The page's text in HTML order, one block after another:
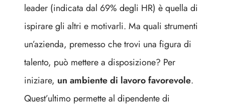
leader (indicata dal 69% degli HR) è quella di
ispirare gli altri e motivarli. Ma quali strumenti
un’azienda, premesso che trovi una figura di
talento, può mettere a disposizione? Per
iniziare, un ambiente di lavoro favorevole.
Quest’ultimo permette al dipendente di